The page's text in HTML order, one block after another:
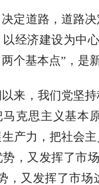
定道路，道路
经济建设为中
个基本点”，是
来，我们党坚
马克思主义基本
产力，把社会
，又发挥了市
，又发挥了市场